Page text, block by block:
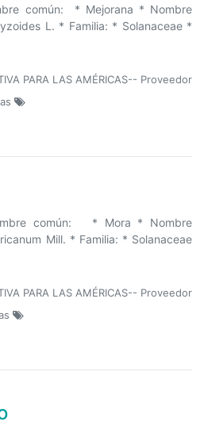
común: * Mejorana * Nombre
L. * Familia: * Solanaceae *
PARA LAS AMÉRICAS-- Proveedor
común: * Mora * Nombre
Mill. * Familia: * Solanaceae
PARA LAS AMÉRICAS-- Proveedor